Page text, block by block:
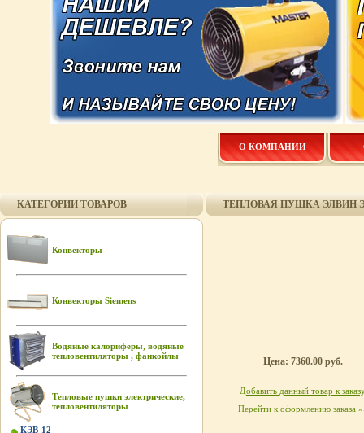
О КОМПАНИИ
КАТЕГОРИИ ТОВАРОВ
Конвекторы
Конвекторы Siemens
Водяные калориферы, водяные
тепловентиляторы , фанкойлы
Тепловые пушки электрические,
тепловентиляторы
КЭВ-12
ТЕПЛОВАЯ ПУШКА ЭЛВИН
Цена: 7360.00 руб.
Добавить данный товар к
Перейти к оформлению заказа